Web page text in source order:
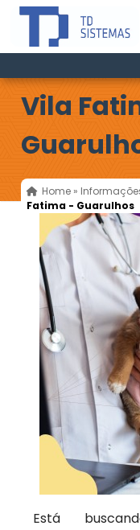
Dieta
Vila
Home »
Fatima - Guarulhos
Está